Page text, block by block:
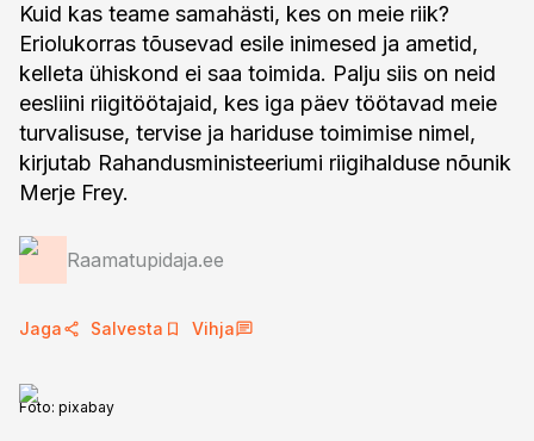
Kuid kas teame samahästi, kes on meie riik?
Eriolukorras tõusevad esile inimesed ja ametid,
kelleta ühiskond ei saa toimida. Palju siis on neid
eesliini riigitöötajaid, kes iga päev töötavad meie
turvalisuse, tervise ja hariduse toimimise nimel,
kirjutab Rahandusministeeriumi riigihalduse nõunik
Merje Frey.
Raamatupidaja.ee
Jaga Salvesta Vihja
Foto: pixabay